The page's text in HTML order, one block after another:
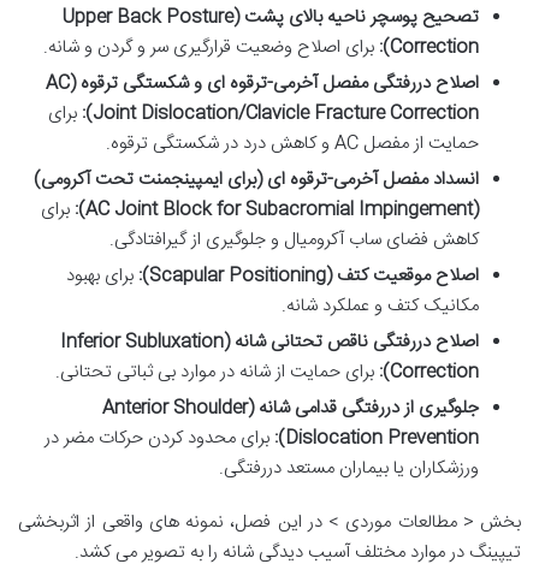
تصحیح پوسچر ناحیه بالای پشت (Upper Back Posture
Correction): برای اصلاح وضعیت قرارگیری سر و گردن و شانه.
اصلاح دررفتگی مفصل آخرمی-ترقوه ای و شکستگی ترقوه (AC
Joint Dislocation/Clavicle Fracture Correction): برای
حمایت از مفصل AC و کاهش درد در شکستگی ترقوه.
انسداد مفصل آخرمی-ترقوه ای (برای ایمپینجمنت تحت آکرومی)
(AC Joint Block for Subacromial Impingement):
برای
کاهش فضای ساب آکرومیال و جلوگیری از گیرافتادگی.
اصلاح موقعیت کتف (Scapular Positioning):
برای بهبود
مکانیک کتف و عملکرد شانه.
اصلاح دررفتگی ناقص تحتانی شانه (Inferior Subluxation
Correction): برای حمایت از شانه در موارد بی ثباتی تحتانی.
جلوگیری از دررفتگی قدامی شانه (Anterior Shoulder
Dislocation Prevention): برای محدود کردن حرکات مضر در
ورزشکاران یا بیماران مستعد دررفتگی.
بخش < مطالعات موردی > در این فصل، نمونه های واقعی از اثربخشی
تیپینگ در موارد مختلف آسیب دیدگی شانه را به تصویر می کشد.